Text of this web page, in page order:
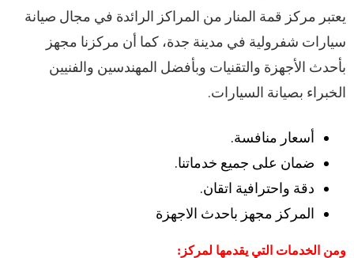
يعتبر مركز قمة المنار من المراكز الرائدة في مجال صيانة
سيارات شفرولية في مدينة جدة، كما أن مركزنا مجهز
بأحدث الأجهزة والتقنيات وبأفضل المهندسين والفنيين
الخبراء بصيانة السيارات.
أسعار منافسة.
ضمان على جميع خدماتنا.
دقة واحترافية اتقان.
المركز مجهز باحدث الاجهزة
ومن الخدمات التي يقدمها لمركز: